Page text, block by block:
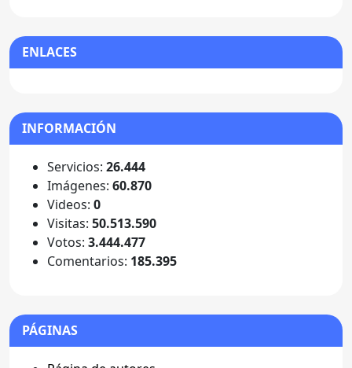
ENLACES
INFORMACIÓN
Servicios: 26.444
Imágenes: 60.870
Videos: 0
Visitas: 50.513.590
Votos: 3.444.477
Comentarios: 185.395
PÁGINAS